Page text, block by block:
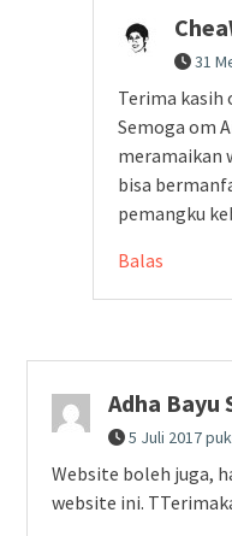
31
Terima
Semoga om
meramaikan
bisa
pemangku
Balas
Adha Bayu
5 Juli 2017
Website boleh juga,
website ini.